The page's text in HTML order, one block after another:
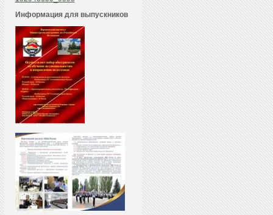
Информация для выпускников